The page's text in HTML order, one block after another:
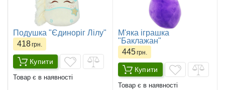
Подушка "Єдиноріг Лілу"
418грн.
Купити
Товар є в наявності
М'яка іграшка
"Баклажан"
445грн.
Купити
Товар є в наявності